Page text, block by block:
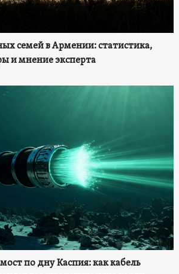
семей в Армении: статистика,
и мнение эксперта
по дну Каспия: как кабель